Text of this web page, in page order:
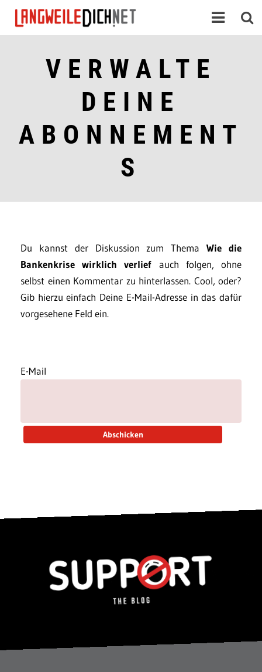
VERWALTE
DEINE
ABONNEMENT
S
Du kannst der Diskussion zum ThemaWie die
Bankenkrise wirklich verlief auch folgen, ohne
selbst einen Kommentar zu hinterlassen. Cool, oder?
Gib hierzu einfach Deine E-Mail-Adresse in das dafür
vorgesehene Feld ein.
E-Mail